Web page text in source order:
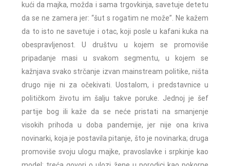
kući da majka, možda i sama trgovkinja, savetuje detetu
da se ne zamera jer: “šut s rogatim ne može”. Ne kažem
da to isto ne savetuje i otac, koji posle u kafani kuka na
obespravljenost. U društvu u kojem se promoviše
pripadanje masi u svakom segmentu, u kojem se
kažnjava svako strčanje izvan mainstream politike, ništa
drugo nije ni za očekivati. Uostalom, i predstavnice u
političkom životu im šalju takve poruke. Jednoj je šef
partije bog ili kaže da se neće pristati na smanjenje
visokih prihoda u doba pandemije, jer nije ona kriva
novinarki, koja je postavila pitanje, što je novinarka; druga
promoviše svoju ulogu majke, pravoslavke i srpkinje kao